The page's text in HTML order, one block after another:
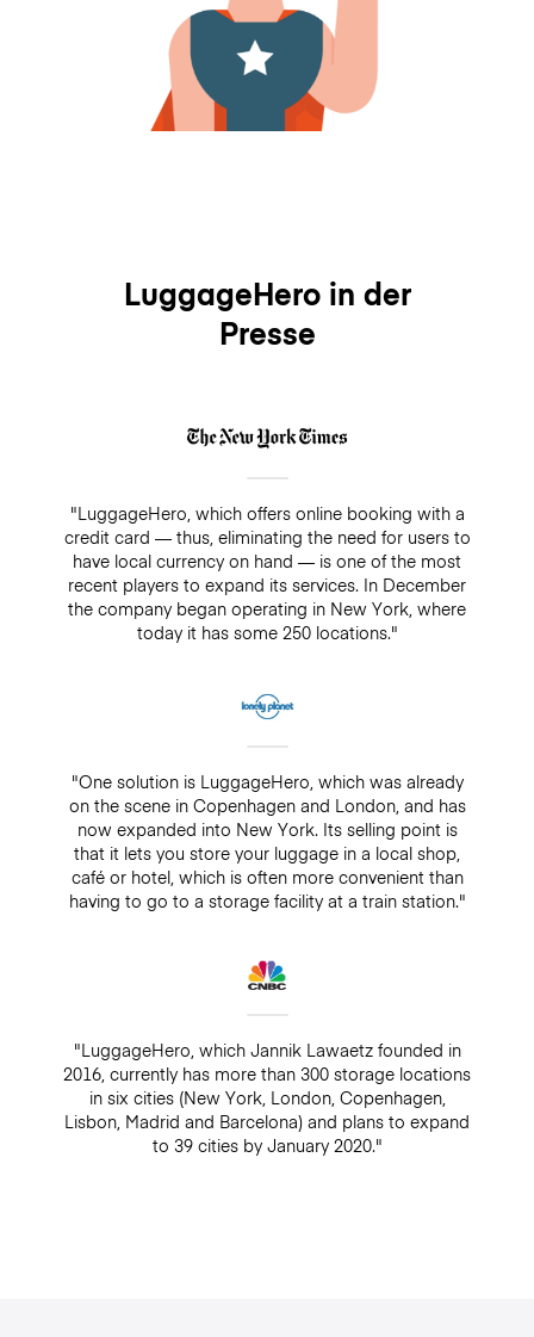
LuggageHero in der
Presse
"LuggageHero, which offers online booking with a
credit card — thus, eliminating the need for users to
have local currency on hand — is one of the most
recent players to expand its services. In December
the company began operating in New York, where
today it has some 250 locations."
"One solution is LuggageHero, which was already
on the scene in Copenhagen and London, and has
now expanded into New York. Its selling point is
that it lets you store your luggage in a local shop,
café or hotel, which is often more convenient than
having to go to a storage facility at a train station."
"LuggageHero, which Jannik Lawaetz founded in
2016, currently has more than 300 storage locations
in six cities (New York, London, Copenhagen,
Lisbon, Madrid and Barcelona) and plans to expand
to 39 cities by January 2020."